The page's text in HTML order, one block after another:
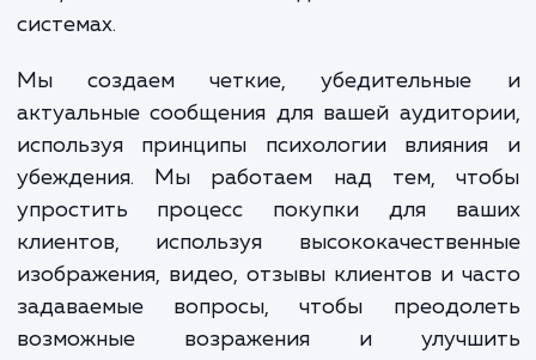
аудитории, мы создаем
уникальность вашего предложения.
Наши специалисты тщательно
каждый аспект страницы,
структуры и навигации, и заканчивая
палитрой и типографикой. Мы
оптимизируем Landing Page с точки
SEO, чтобы повысить ее видимость в